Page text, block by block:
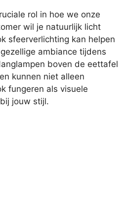
rol in hoe we onze
wil je natuurlijk licht
sfeerverlichting kan helpen
ambiance tijdens
boven de eettafel
kunnen niet alleen
fungeren als visuele
jouw stijl.